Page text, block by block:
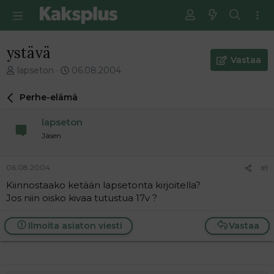
ystävä
V
e
i
t
u
n
l
o
i
lapseton
E
s
m
n
v
e
s
t
06.08.2004
Vastaa
Perhe-elämä
lapseton
Jäsen
06.08.2004 #1
Kiinnostaako ketään lapsetonta kirjoitella?
Jos niin oisko kivaa tutustua 17v ?
Vastaa
Ilmoita asiaton viesti